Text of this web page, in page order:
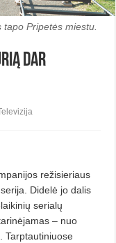
Pripetės miestu.
dar
režisieriaus
Didelė jo dalis
serialų
– nuo
Tarptautiniuose